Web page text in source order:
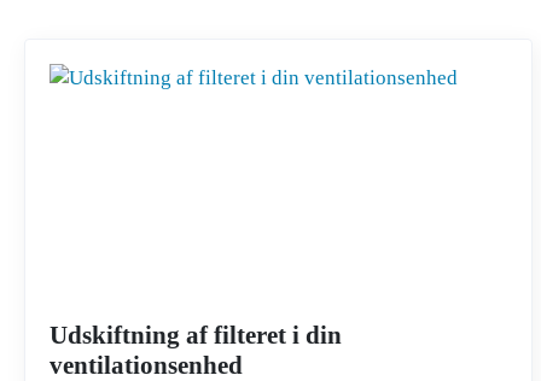
Udskiftning af filteret i din
ventilationsenhed